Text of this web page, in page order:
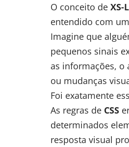
O conceito de XS-
entendido com
Imagine que
pequenos sinais
as informações, o
ou mudanças
Foi exatamente
As regras de CSS
determinados
resposta visual